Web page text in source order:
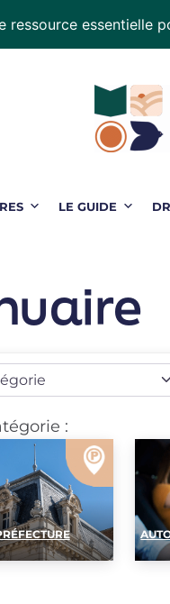
ressource essentielle
LE GUIDE
: